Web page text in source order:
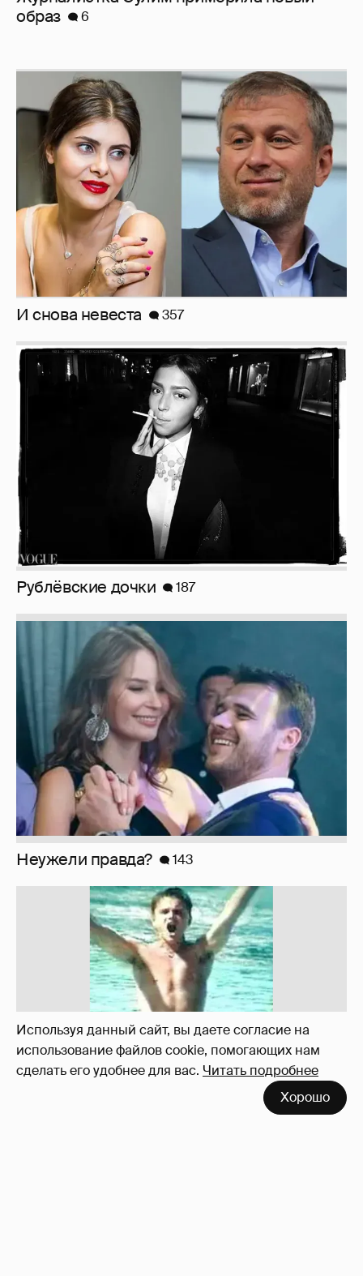
Используя данный сайт, вы даете согласие на
использование файлов cookie, помогающих нам
сделать его удобнее для вас. Читать подробнее
Хорошо
И снова невеста 357
Рублёвские дочки 187
Неужели правда?
110